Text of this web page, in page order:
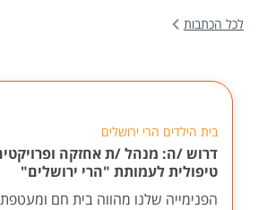
לכל הכתבות
בית הילדים הרי ירושלים
דרוש /ה: מנהל /ת אחזקה
טיפולית לעמותת "הרי ירושלים"
הפנימייה שלנו מהווה בית חם